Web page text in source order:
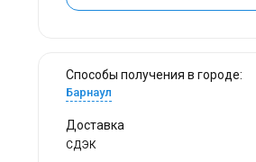
Способы получения в городе:
Барнаул
Доставка
СДЭК